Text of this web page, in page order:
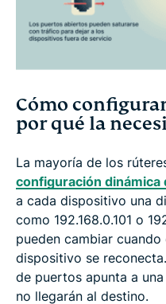
Cómo
por qué la
La mayoría de los
configuración dinámica
a cada dispositivo una
como 192.168.0.101 o
pueden cambiar
dispositivo se
de puertos apunta a
no llegarán al destino.